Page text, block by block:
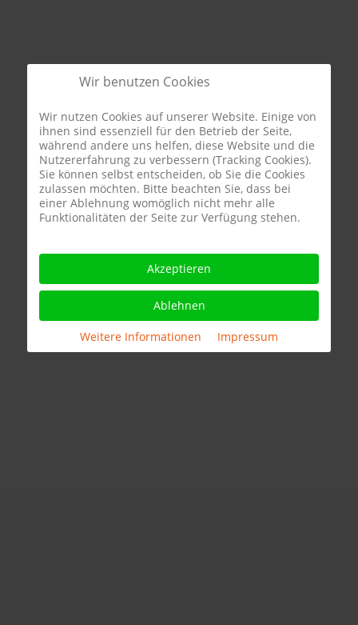
Wir benutzen Cookies
Wir nutzen Cookies auf unserer Website. Einige von
ihnen sind essenziell für den Betrieb der Seite,
während andere uns helfen, diese Website und die
Nutzererfahrung zu verbessern (Tracking Cookies).
Sie können selbst entscheiden, ob Sie die Cookies
zulassen möchten. Bitte beachten Sie, dass bei
einer Ablehnung womöglich nicht mehr alle
Funktionalitäten der Seite zur Verfügung stehen.
Akzeptieren
Ablehnen
Weitere Informationen Impressum